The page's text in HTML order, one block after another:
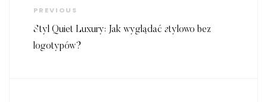
wpisu
Previous
Post
PREVIOUS
Styl Quiet Luxury: Jak wyglądać stylowo bez
logotypów?